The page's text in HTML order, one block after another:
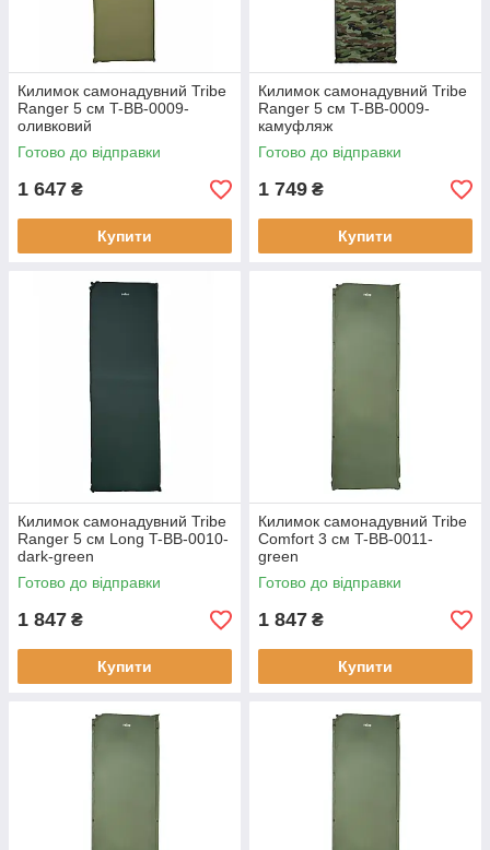
Килимок самонадувний Tribe
Ranger 5 см T-BB-0009-
оливковий
Готово до відправки
1 647 ₴
Купити
Килимок самонадувний Tribe
Ranger 5 см T-BB-0009-
камуфляж
Готово до відправки
1 749 ₴
Купити
Килимок самонадувний Tribe
Ranger 5 см Long T-BB-0010-
dark-green
Готово до відправки
1 847 ₴
Купити
Килимок самонадувний Tribe
Comfort 3 см T-BB-0011-
green
Готово до відправки
1 847 ₴
Купити